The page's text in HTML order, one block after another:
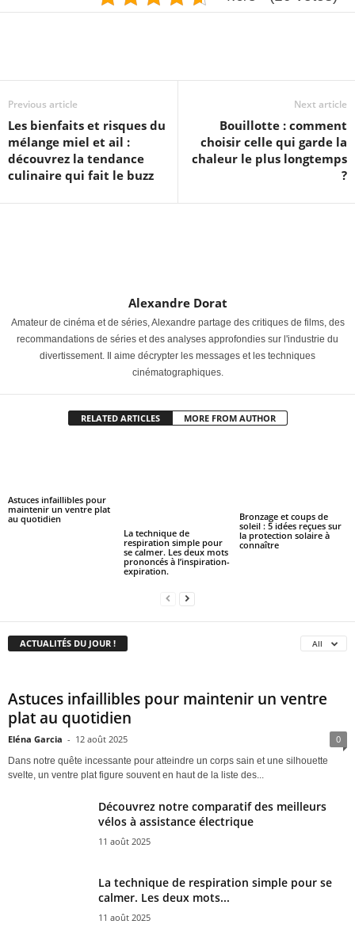
Previous article
Les bienfaits et risques du
mélange miel et ail :
découvrez la tendance
culinaire qui fait le buzz
Next article
Bouillotte : comment
choisir celle qui garde la
chaleur le plus longtemps
?
Alexandre Dorat
Amateur de cinéma et de séries, Alexandre partage des critiques de films, des
recommandations de séries et des analyses approfondies sur l'industrie du
divertissement. Il aime décrypter les messages et les techniques
cinématographiques.
RELATED ARTICLES MORE FROM AUTHOR
Astuces infaillibles pour
maintenir un ventre plat
au quotidien
La technique de
respiration simple pour
se calmer. Les deux mots
prononcés à l’inspiration-
expiration.
Bronzage et coups de
soleil : 5 idées reçues sur
la protection solaire à
connaître
ACTUALITÉS DU JOUR ! All
Astuces infaillibles pour maintenir un ventre
plat au quotidien
Eléna Garcia - 12 août 2025 0
Dans notre quête incessante pour atteindre un corps sain et une silhouette
svelte, un ventre plat figure souvent en haut de la liste des...
Découvrez notre comparatif des meilleurs
vélos à assistance électrique
11 août 2025
La technique de respiration simple pour se
calmer. Les deux mots...
11 août 2025